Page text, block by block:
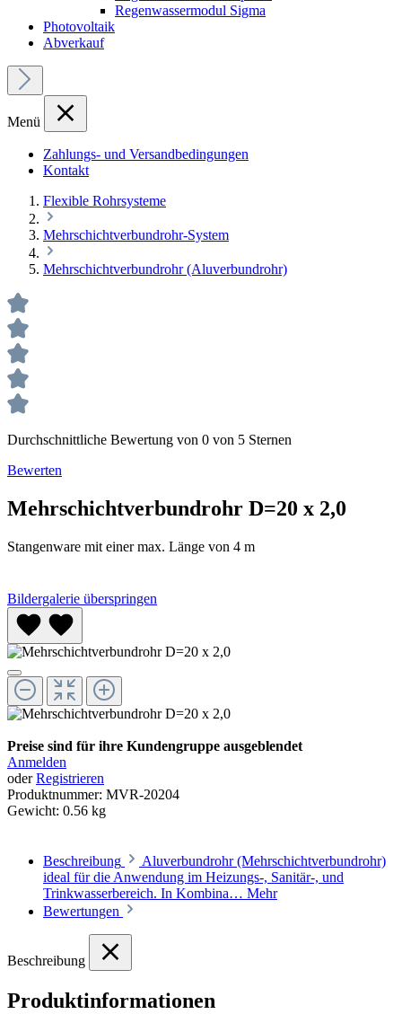
Regenwassermodul Sigma
Photovoltaik
Abverkauf
Menü
Zahlungs- und Versandbedingungen
Kontakt
Flexible Rohrsysteme
Mehrschichtverbundrohr-System
Mehrschichtverbundrohr (Aluverbundrohr)
Durchschnittliche Bewertung von 0 von 5 Sternen
Bewerten
Mehrschichtverbundrohr D=20 x 2,0
Stangenware mit einer max. Länge von 4 m
Bildergalerie überspringen
Preise sind für ihre Kundengruppe ausgeblendet
Anmelden
oderRegistrieren
Produktnummer: MVR-20204
Gewicht: 0.56 kg
Beschreibung
Aluverbundrohr (Mehrschichtverbundrohr)
ideal für die Anwendung im Heizungs-, Sanitär-, und
Trinkwasserbereich. In Kombina… Mehr
Bewertungen
Beschreibung
Produktinformationen